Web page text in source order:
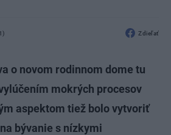
Zdieľať
o novom rodinnom dome tu
mokrých procesov
aspektom tiež bolo vytvoriť
bývanie s nízkymi